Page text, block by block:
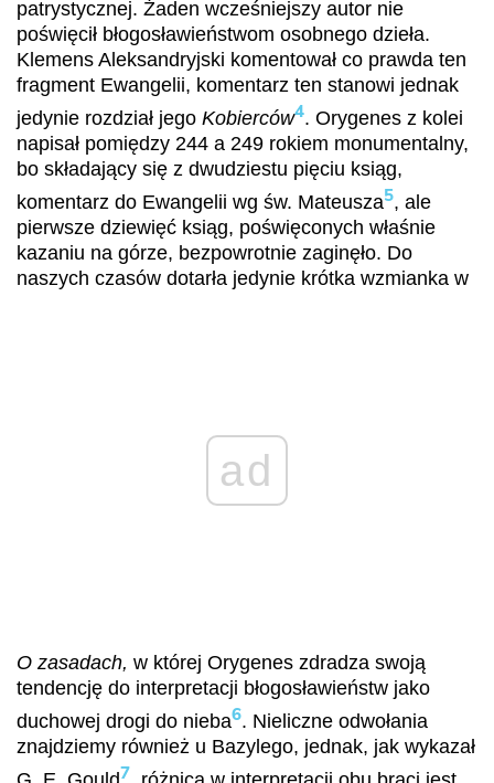
patrystycznej. Żaden wcześniejszy autor nie
poświęcił błogosławieństwom osobnego dzieła.
Klemens Aleksandryjski komentował co prawda ten
fragment Ewangelii, komentarz ten stanowi jednak
jedynie rozdział jego Kobierców4. Orygenes z kolei
napisał pomiędzy 244 a 249 rokiem monumentalny,
bo składający się z dwudziestu pięciu ksiąg,
komentarz do Ewangelii wg św. Mateusza5, ale
pierwsze dziewięć ksiąg, poświęconych właśnie
kazaniu na górze, bezpowrotnie zaginęło. Do
naszych czasów dotarła jedynie krótka wzmianka w
ad
O zasadach, w której Orygenes zdradza swoją
tendencję do interpretacji błogosławieństw jako
duchowej drogi do nieba6. Nieliczne odwołania
znajdziemy również u Bazylego, jednak, jak wykazał
7